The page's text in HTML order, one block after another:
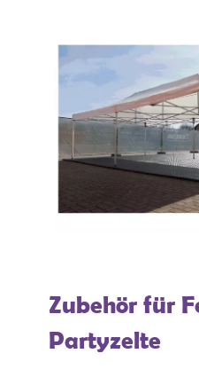
Zubehör für
Partyzelte